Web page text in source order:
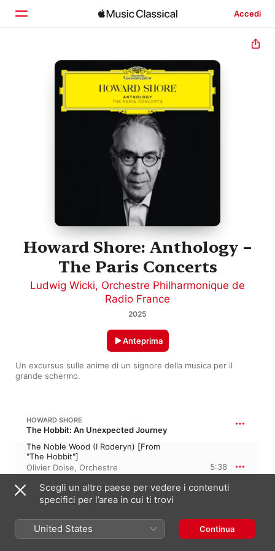
Accedi
Home
Scopri
Cerca
Howard Shore: Anthology –
The Paris Concerts
Ludwig Wicki, Orchestre Philharmonique de
Radio France
2025
Un excursus sulle anime di un signore della musica per il
grande schermo.
Anteprima
HOWARD SHORE
The Hobbit: An Unexpected Journey
The Noble Wood (I Roderyn) [From
"The Hobbit"]
Olivier Doise, Orchestre
Philharmonique de Radio France,
Ludwig Wicki
5:38
Where the Shadows Lie (From "The
Scegli un altro paese per vedere i contenuti
specifici per l’area in cui ti trovi
United States Continua